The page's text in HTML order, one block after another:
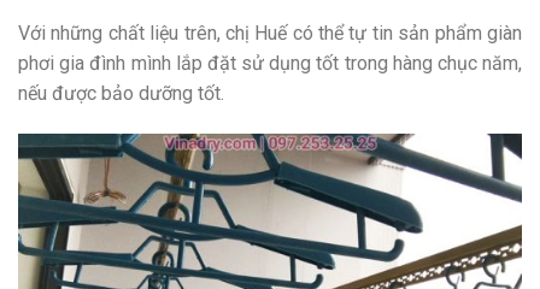
Với những chất liệu trên, chị Huế có thể tự tin sản phẩm giàn
phơi gia đình mình lắp đặt sử dụng tốt trong hàng chục năm,
nếu được bảo dưỡng tốt.